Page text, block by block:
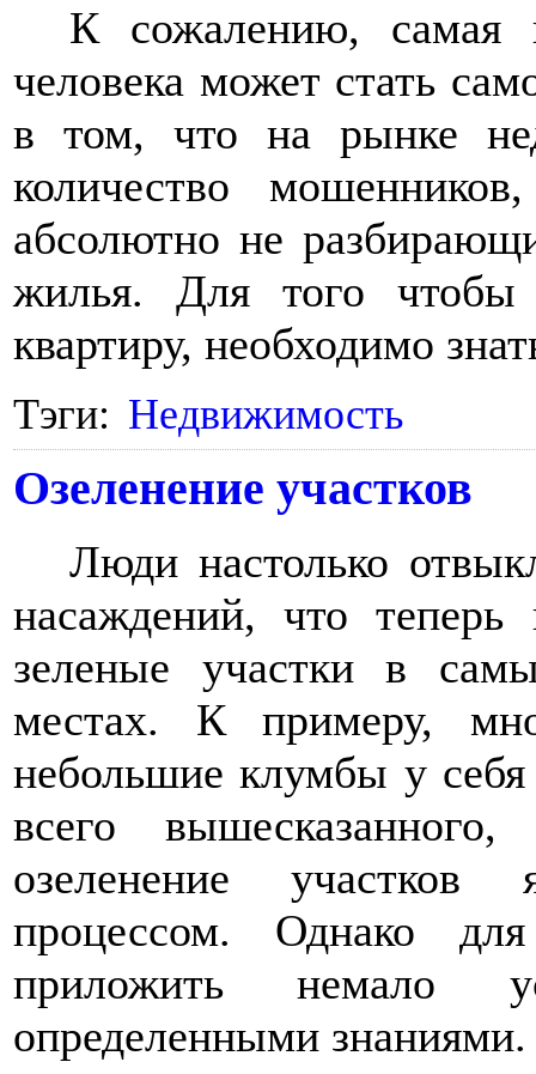
К сожалению, самая
человека может стать
в том, что на рынке
количество
абсолютно не
жилья. Для того чтобы
квартиру, необходимо
Тэги: Недвижимость
Озеленение участков
Люди настолько
насаждений, что теперь
зеленые участки в
местах. К примеру,
небольшие клумбы у
всего
озеленение участков
процессом. Однако
приложить немало
определенными знаниями.